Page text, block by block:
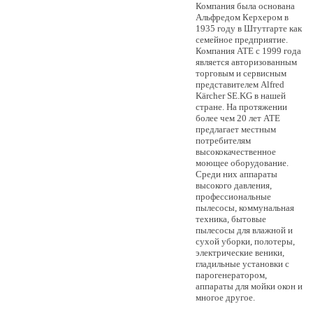
Компания была основана
Альфредом Керхером в
1935 году в Штутгарте как
семейное предприятие.
Компания ATE с 1999 года
является авторизованным
торговым и сервисным
представителем Alfred
Kӓrcher SE.KG в нашей
стране. На протяжении
более чем 20 лет АТЕ
предлагает местным
потребителям
высококачественное
моющее оборудование.
Среди них аппараты
высокого давления,
профессиональные
пылесосы, коммунальная
техника, бытовые
пылесосы для влажной и
сухой уборки, полотеры,
электрические веники,
гладильные установки с
парогенератором,
аппараты для мойки окон и
многое другое.